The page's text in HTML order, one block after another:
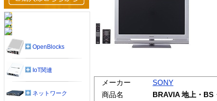
メーカー
SONY
商品名
BRAVIA 地上・BS
OpenBlocks
IoT関連
ネットワーク